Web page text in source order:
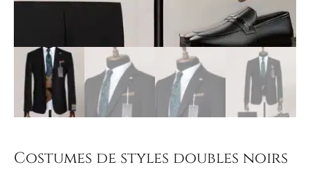
Costumes de styles doubles noirs